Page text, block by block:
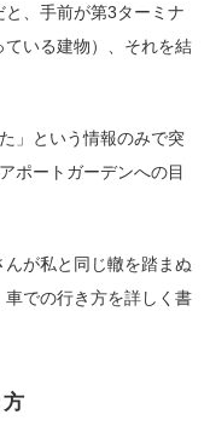
、手前が第3ターミナ
いる建物）、それを結
」という情報のみで突
ポートガーデンへの目
が私と同じ轍を踏まぬ
での行き方を詳しく書